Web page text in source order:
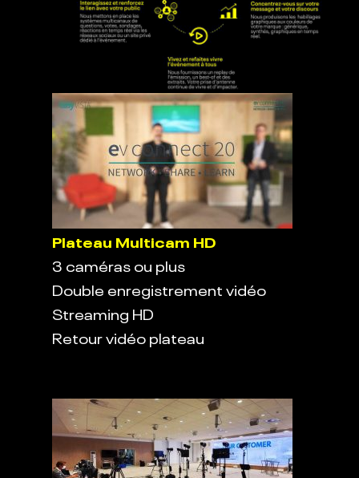
Plateau Multicam HD
3 caméras ou plus
Double enregistrement vidéo
Streaming HD
Retour vidéo plateau